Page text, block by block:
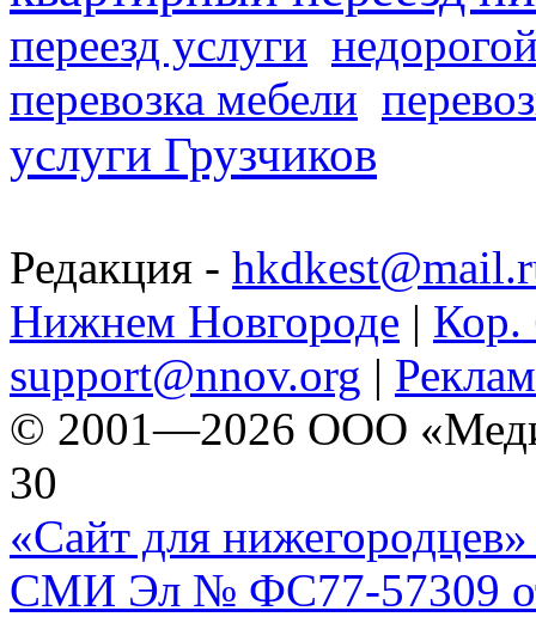
переезд услуги
перевозка мебели
услуги Грузчиков
Редакция -
Нижнем Новгороде | Кор.
support@nnov.org |
© 2001—2026 ООО
30
«Сайт для нижегородцев»
СМИ Эл № ФС77-57309